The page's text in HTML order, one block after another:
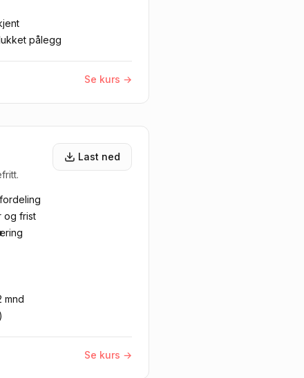
pålegg
Se kurs →
Last ned
og frist
mnd
Se kurs →